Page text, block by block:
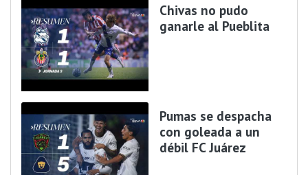
Chivas no pudo
ganarle al Pueblita
Pumas se despacha
con goleada a un
débil FC Juárez